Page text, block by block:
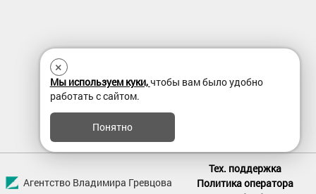
Агентство Владимира Гревцова
Тех. поддержка
Политика оператора
×
Мы используем куки,чтобы вам было удобно
работать с сайтом.
Понятно